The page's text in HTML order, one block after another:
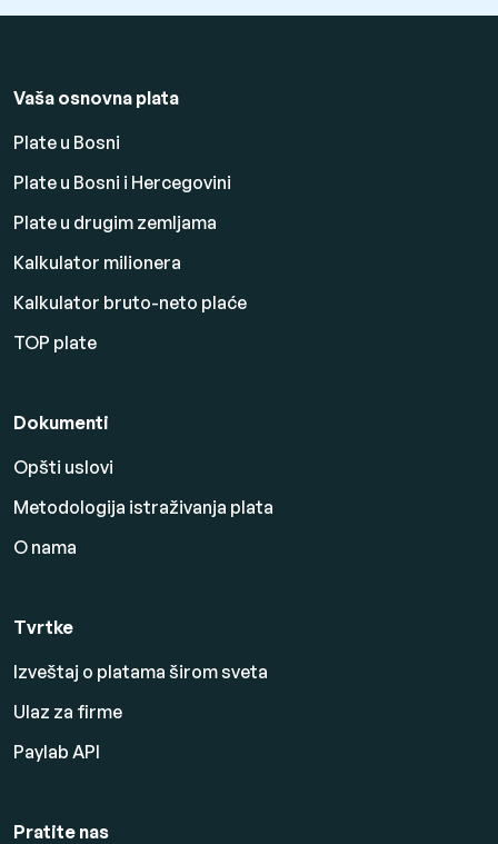
Vaša osnovna plata
Plate u Bosni
Plate u Bosni i Hercegovini
Plate u drugim zemljama
Kalkulator milionera
Kalkulator bruto-neto plaće
TOP plate
Dokumenti
Opšti uslovi
Metodologija istraživanja plata
O nama
Tvrtke
Izveštaj o platama širom sveta
Ulaz za firme
Paylab API
Pratite nas